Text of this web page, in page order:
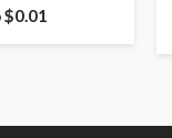
$0.01